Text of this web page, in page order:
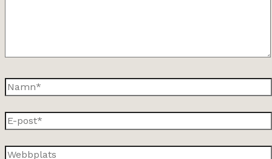
Namn*
E-
post*
Webbplats